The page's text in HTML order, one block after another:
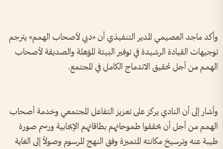
وأكد ماجد العصيمي المدير التنفيذي أن «دبي لأصحاب الهمم» يترجم
توجيهات القيادة الرشيدة في توفير البيئة المؤهلة والصديقة لأصحاب
الهمم من أجل تحقيق الاندماج الكامل في المجتمع.
وأشار إلى أن النادي يركز على تعزيز التفاعل المجتمعي وخدمة أصحاب
الهمم من أجل أن يحققوا طموحاتهم بطاقاتهم الإيجابية ورسم صورة
طيبة عنه وترسيخ مكانته المتميزة وفق النهج المرسوم وصولاً إلى الغاية